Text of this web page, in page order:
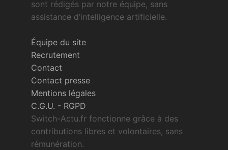
sont rédigés par notre équipe, sans
assistance d’intelligence artificielle.
Équipe du site
Recrutement
Contact
Contact presse
Mentions légales
C.G.U. - RGPD
Switch-Actu.fr fonctionne grâce à des
contributions libres et volontaires, sans
rémunération.